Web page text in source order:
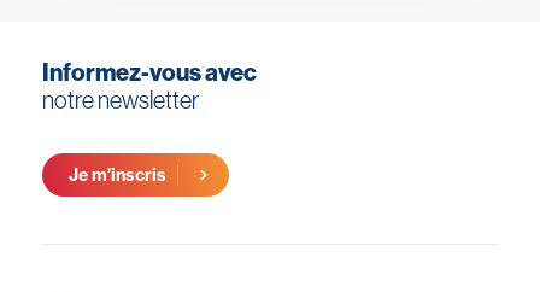
Informez-vous avec
notre newsletter
Je m’inscris